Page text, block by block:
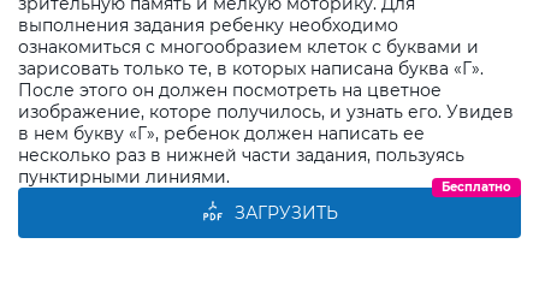
выполнения задания ребенку необходимо
ознакомиться с многообразием клеток с буквами и
зарисовать только те, в которых написана буква «Г».
После этого он должен посмотреть на цветное
изображение, которе получилось, и узнать его. Увидев
в нем букву «Г», ребенок должен написать ее
несколько раз в нижней части задания, пользуясь
пунктирными линиями.
ЗАГРУЗИТЬ
Бесплатно